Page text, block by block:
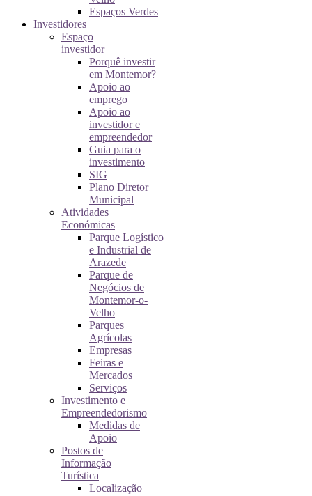
Espaços Verdes
Investidores
Espaço
investidor
Porquê investir
em Montemor?
Apoio ao
emprego
Apoio ao
investidor e
empreendedor
Guia para o
investimento
SIG
Plano Diretor
Municipal
Atividades
Económicas
Parque Logístico
e Industrial de
Arazede
Parque de
Negócios de
Montemor-o-
Velho
Parques
Agrícolas
Empresas
Feiras e
Mercados
Serviços
Investimento e
Empreendedorismo
Medidas de
Apoio
Postos de
Informação
Turística
Localização